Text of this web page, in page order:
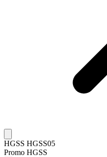
HGSS HGSS05
Promo HGSS